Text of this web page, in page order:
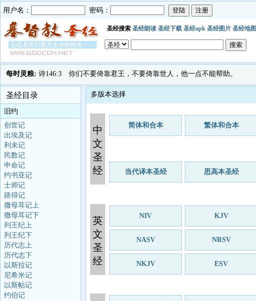
用户名： 密码：
圣经搜索 圣经朗读 圣经下载 圣经apk 圣经图片 圣经地图
每时灵粮: 诗146:3 你们不要倚靠君王，不要倚靠世人，他一点不能帮助。
圣经目录
旧约
创世记
出埃及记
利未记
民数记
申命记
约书亚记
士师记
路得记
撒母耳记上
撒母耳记下
列王纪上
列王纪下
历代志上
历代志下
以斯拉记
尼希米记
以斯帖记
约伯记
多版本选择
中
文
圣
经
简体和合本 繁体和合本
当代译本圣经 思高本圣经
英
文
圣
经
NIV KJV
NASV NRSV
NKJV ESV